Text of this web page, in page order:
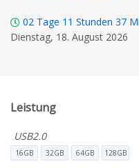
02 Tage 11 Stunden 37
Dienstag, 18. August 2026
Leistung
USB2.0
16GB 32GB 64GB 128GB